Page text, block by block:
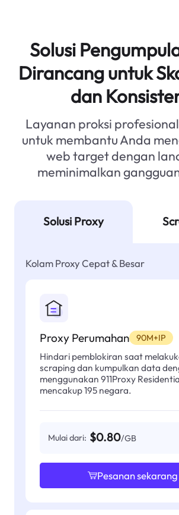
Solusi
Dirancang untuk
dan
Layanan proksi
untuk membantu Anda
web target dengan
meminimalkan
Solusi Proxy
Kolam Proxy Cepat & Besar
Proxy Perumahan 90M+IP
Hindari pemblokiran saat
scraping dan kumpulkan data
menggunakan 911Proxy
mencakup 195 negara.
Mulai dari: $0.80/GB
Pesanan sekarang